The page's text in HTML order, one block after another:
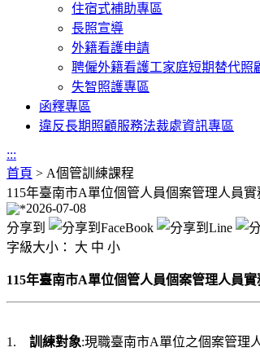
住宿式補助專區
長照宣導
外籍看護申請
聘僱外籍看護工家庭短期替代照
失智照護專區
函釋專區
違反長期照顧服務法裁處資訊專區
:::
首頁 > A個管訓練課程
115年臺南市A單位個管人員個案管理人員
2026-07-08
分享到
字級大小： 大 中 小
115年臺南市A單位個管人員個案管理人員
1. 訓練對象:現職臺南市A單位之個案管理